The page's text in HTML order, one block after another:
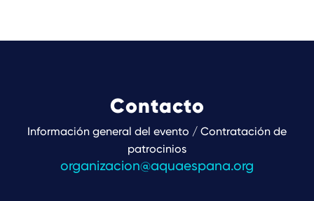
Contacto
Información general del evento / Contratación de
patrocinios
organizacion@aquaespana.org